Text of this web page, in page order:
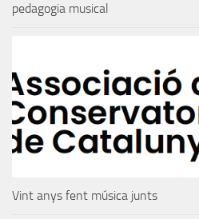
pedagogia musical
Vint anys fent música junts